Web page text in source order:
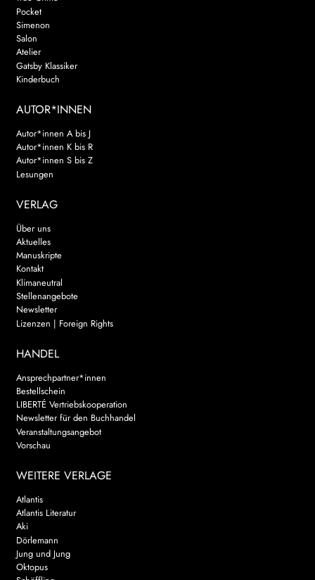
Pocket
Simenon
Salon
Atelier
Gatsby Klassiker
Kinderbuch
AUTOR*INNEN
Autor*innen A bis J
Autor*innen K bis R
Autor*innen S bis Z
Lesungen
VERLAG
Über uns
Aktuelles
Manuskripte
Kontakt
Klimaneutral
Stellenangebote
Newsletter
Lizenzen | Foreign Rights
HANDEL
Ansprechpartner*innen
Bestellschein
LIBERTÉ Vertriebskooperation
Newsletter für den Buchhandel
Veranstaltungsangebot
Vorschau
WEITERE VERLAGE
Atlantis
Atlantis Literatur
Aki
Dörlemann
Jung und Jung
Oktopus